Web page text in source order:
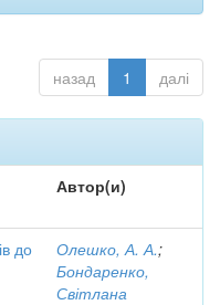
назад 1 далі
Автор(и)
до
Олешко, А. А.;
Бондаренко,
Світлана